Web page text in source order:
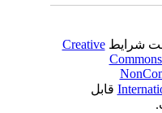
شرایطCreative
قابل